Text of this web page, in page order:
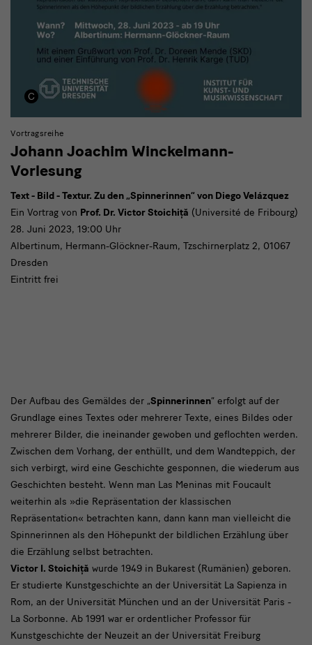
Vortragsreihe
Johann Joachim Winckelmann-
Vorlesung
Text - Bild - Textur. Zu den „Spinnerinnen“ von Diego Velázquez
Ein Vortrag von Prof. Dr. Victor Stoichiță (Université de Fribourg)
28. Juni 2023, 19:00 Uhr
Albertinum, Hermann-Glöckner-Raum, Tzschirnerplatz 2, 01067
Dresden
Eintritt frei
Winckelmann-
Vorlesungen
Der Aufbau des Gemäldes der „Spinnerinnen“ erfolgt auf der
Grundlage eines Textes oder mehrerer Texte, eines Bildes oder
mehrerer Bilder, die ineinander gewoben und geflochten werden.
Zwischen dem Vorhang, der enthüllt, und dem Wandteppich, der
sich verbirgt, wird eine Geschichte gesponnen, die wiederum aus
Geschichten besteht. Wenn man Las Meninas mit Foucault
weiterhin als »die Repräsentation der klassischen
Repräsentation« betrachten kann, dann kann man vielleicht die
Spinnerinnen als den Höhepunkt der bildlichen Erzählung über
die Erzählung selbst betrachten.
Victor I. Stoichiță wurde 1949 in Bukarest (Rumänien) geboren.
Er studierte Kunstgeschichte an der Universität La Sapienza in
Rom, an der Universität München und an der Universität Paris -
La Sorbonne. Ab 1991 war er ordentlicher Professor für
Kunstgeschichte der Neuzeit an der Universität Freiburg